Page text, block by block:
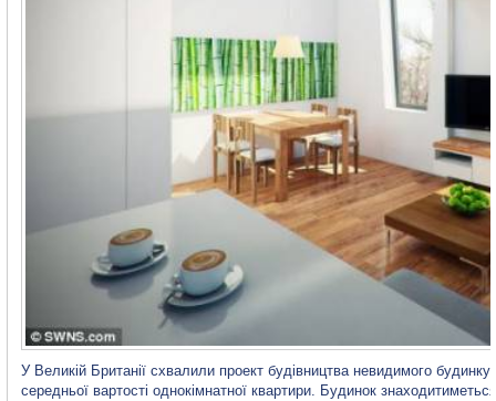
У Великій Британії схвалили проект будівництва невидимого
середньої вартості однокімнатної квартири. Будинок